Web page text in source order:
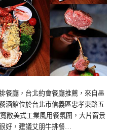
餐廳，台北約會餐廳推薦，來自墨
酒館位於台北市信義區忠孝東路五
敞美式工業風用餐氛圍，大片窗景
好，建議艾朋牛排餐…